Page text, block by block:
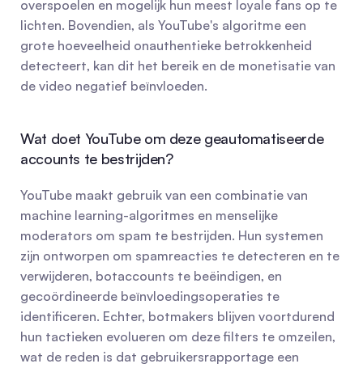
overspoelen en mogelijk hun meest loyale fans op te
lichten. Bovendien, als YouTube's algoritme een
grote hoeveelheid onauthentieke betrokkenheid
detecteert, kan dit het bereik en de monetisatie van
de video negatief beïnvloeden.
Wat doet YouTube om deze geautomatiseerde
accounts te bestrijden?
YouTube maakt gebruik van een combinatie van
machine learning-algoritmes en menselijke
moderators om spam te bestrijden. Hun systemen
zijn ontworpen om spamreacties te detecteren en te
verwijderen, botaccounts te beëindigen, en
gecoördineerde beïnvloedingsoperaties te
identificeren. Echter, botmakers blijven voortdurend
hun tactieken evolueren om deze filters te omzeilen,
wat de reden is dat gebruikersrapportage een